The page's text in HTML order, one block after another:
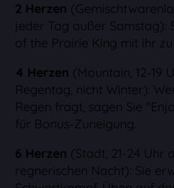
2 Herzen
jeder Tag außer Samstag):
of the Prairie King mit ihr zu
4 Herzen (Mountain, 12-19
Regentag, nicht Winter):
Regen fragt, sagen Sie
für Bonus-Zuneigung.
6 Herzen (Stadt, 21-24 Uhr
regnerischen Nacht): Sie